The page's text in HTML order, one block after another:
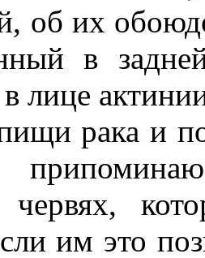
об их
в
лице
рака и
червях,
им это